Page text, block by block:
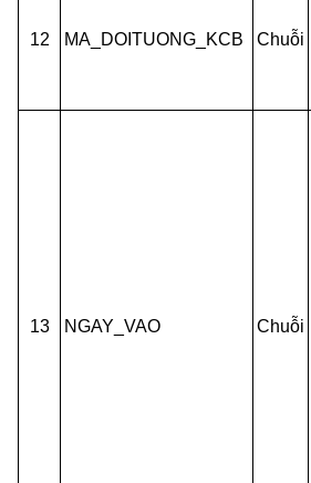
12 MA_DOITUONG_KCB Chuỗi
13 NGAY_VAO Chuỗi